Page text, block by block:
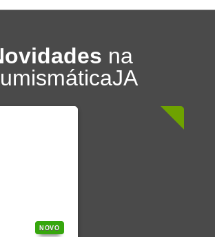
na
NOVO